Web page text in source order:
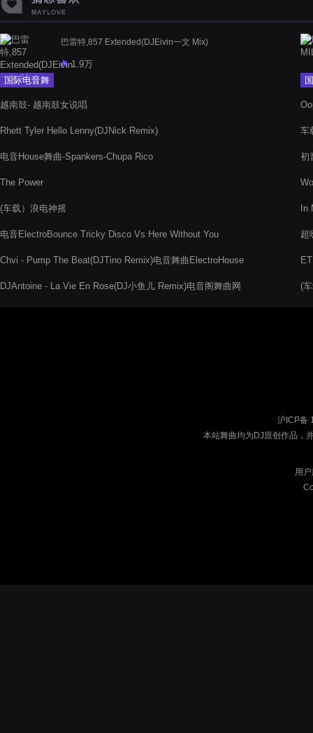
国际电音舞
巴雷特,857 Extended(DJEivin一文 Mix)
1.9万
越南鼓- 越南鼓女说唱
Rhett Tyler Hello Lenny(DJNick Remix)
电音House舞曲-Spankers-Chupa Rico
The Power
(车载）浪电神摇
电音ElectroBounce Tricky Disco Vs Here Without You
Chvi - Pump The Beat(DJTino Remix)电音舞曲ElectroHouse
DJAntoine - La Vie En Rose(DJ小鱼儿 Remix)电音阁舞曲网
车
初
In
超
(
沪ICP备
本站舞曲均为DJ原创作品，
用